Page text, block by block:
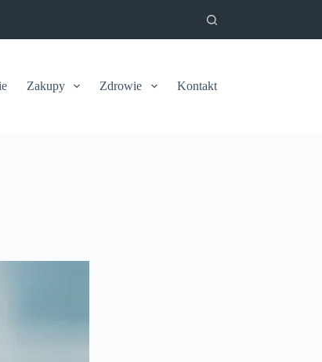
Zakupy Zdrowie Kontakt